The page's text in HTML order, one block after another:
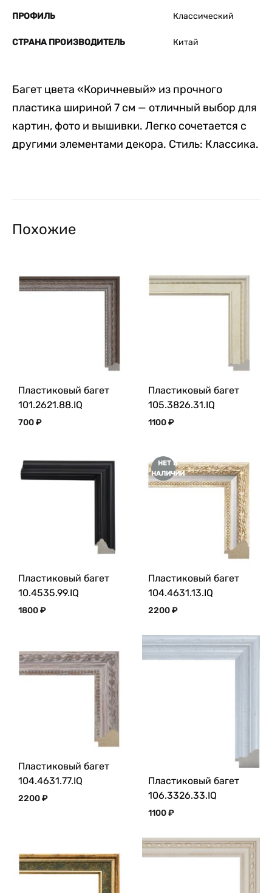
ПРОФИЛЬ Классический
СТРАНА ПРОИЗВОДИТЕЛЬ Китай
Багет цвета «Коричневый» из прочного
пластика шириной 7 см — отличный выбор для
картин, фото и вышивки. Легко сочетается с
другими элементами декора. Стиль: Классика.
Похожие
Пластиковый багет
101.2621.88.IQ
700₽
Пластиковый багет
105.3826.31.IQ
1100₽
Пластиковый багет
10.4535.99.IQ
1800₽
НЕТ В
НАЛИЧИИ
Пластиковый багет
104.4631.13.IQ
2200₽
Пластиковый багет
104.4631.77.IQ
2200₽
Пластиковый багет
106.3326.33.IQ
1100₽